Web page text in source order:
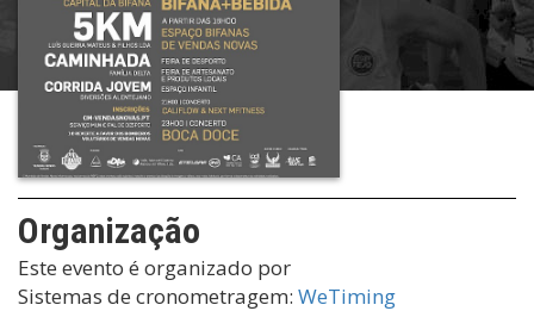
Organização
Este evento é organizado por
Sistemas de cronometragem: WeTiming